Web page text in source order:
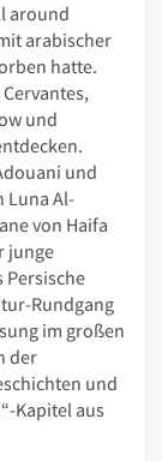
around
arabischer
hatte.
und
und
Luna Al-
von Haifa
junge
Persische
Rundgang
im großen
der
und
Kapitel aus